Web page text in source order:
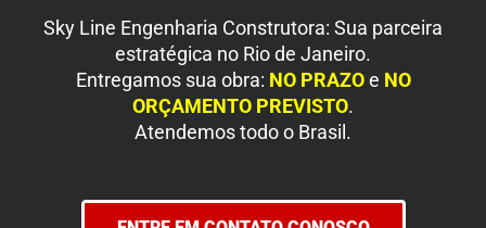
Sky Line Engenharia Construtora: Sua parceira
estratégica no Rio de Janeiro.
Entregamos sua obra: NO PRAZOe NO
ORÇAMENTO PREVISTO.
Atendemos todo o Brasil.